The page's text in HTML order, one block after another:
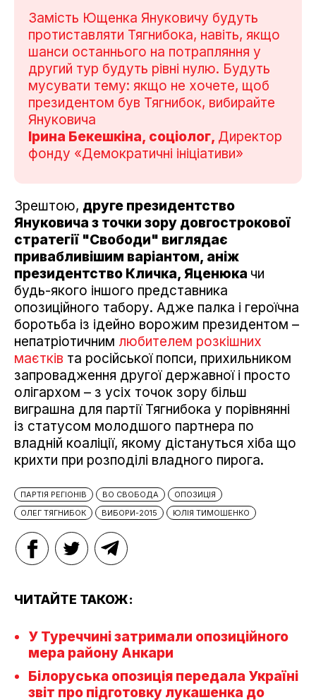
Замість Ющенка Януковичу будуть
протиставляти Тягнибока, навіть, якщо
шанси останнього на потрапляння у
другий тур будуть рівні нулю. Будуть
мусувати тему: якщо не хочете, щоб
президентом був Тягнибок, вибирайте
Януковича
Ірина Бекешкіна, соціолог, Директор
фонду «Демократичні ініціативи»
Зрештою, друге президентство
Януковича з точки зору довгострокової
стратегії "Свободи" виглядає
привабливішим варіантом, аніж
президентство Кличка, Яценюка чи
будь-якого іншого представника
опозиційного табору. Адже палка і героїчна
боротьба із ідейно ворожим президентом –
непатріотичним любителем розкішних
маєтків та російської попси, прихильником
запровадження другої державної і просто
олігархом – з усіх точок зору більш
виграшна для партії Тягнибока у порівнянні
із статусом молодшого партнера по
владній коаліції, якому дістануться хіба що
крихти при розподілі владного пирога.
ПАРТІЯ РЕГІОНІВ ВО СВОБОДА
ОПОЗИЦІЯ
ОЛЕГ ТЯГНИБОК
ВИБОРИ-2015 ЮЛІЯ ТИМОШЕНКО
ЧИТАЙТЕ ТАКОЖ:
У Туреччині затримали опозиційного
мера району Анкари
Білоруська опозиція передала Україні
звіт про підготовку лукашенка до